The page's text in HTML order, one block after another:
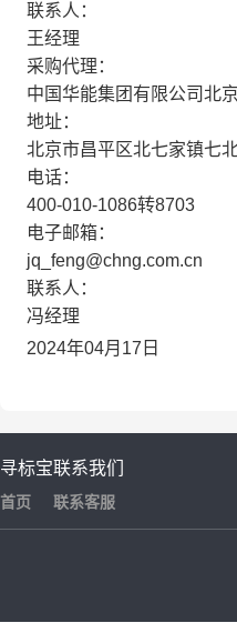
联系人：
王经理
采购代理：
中国华能集团有限公司北
地址：
北京市昌平区北七家镇七
电话：
400-010-1086转8703
电子邮箱：
jq_feng@chng.com.cn
联系人：
冯经理
2024年04月17日
寻标宝
首页
联系我们
联系客服